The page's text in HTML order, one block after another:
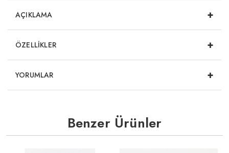
AÇIKLAMA +
ÖZELLİKLER +
YORUMLAR +
Benzer Ürünler